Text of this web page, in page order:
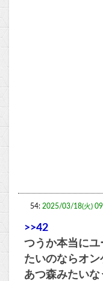
54: 2025/03/18(火)
>>42
つうか本当に
たいのならオ
あつ森みたい